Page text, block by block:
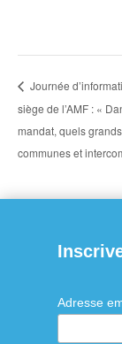
Journée
siège de l’AMF : «
mandat, quels
communes et
Adresse